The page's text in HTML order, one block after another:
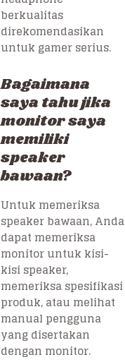
berkualitas
direkomendasikan
untuk gamer serius.
Bagaimana
saya tahu jika
monitor saya
memiliki
speaker
bawaan?
Untuk memeriksa
speaker bawaan, Anda
dapat memeriksa
monitor untuk kisi-
kisi speaker,
memeriksa spesifikasi
produk, atau melihat
manual pengguna
yang disertakan
dengan monitor.